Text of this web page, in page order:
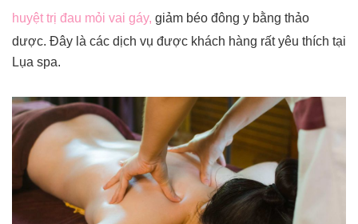
huyệt trị đau mỏi vai gáy, giảm béo đông y bằng thảo
dược. Đây là các dịch vụ được khách hàng rất yêu thích tại
Lụa spa.